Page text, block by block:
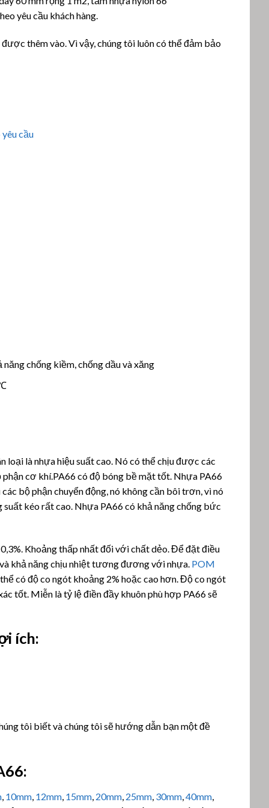
yêu cầu khách hàng.
thêm vào. Vì vậy, chúng tôi luôn có thể đảm bảo
cầu
chống kiềm, chống dầu và xăng
loại là nhựa hiệu suất cao. Nó có thể chịu được các
cơ khí.PA66 có độ bóng bề mặt tốt. Nhựa PA66
bộ phận chuyển động, nó không cần bôi trơn, vì nó
kéo rất cao. Nhựa PA66 có khả năng chống bức
Khoảng thấp nhất đối với chất dẻo. Để đặt điều
khả năng chịu nhiệt tương đương với nhựa. POM
có độ co ngót khoảng 2% hoặc cao hơn. Độ co ngót
tốt. Miễn là tỷ lệ điền đầy khuôn phù hợp PA66 sẽ
ích:
tôi biết và chúng tôi sẽ hướng dẫn bạn một đề
:
10mm 12mm 15mm 20mm 25mm 30mm 40mm